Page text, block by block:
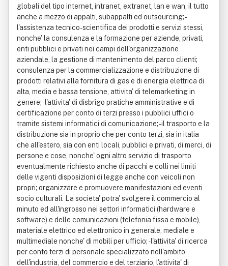
globali del tipo internet, intranet, extranet, lan e wan, il tutto
anche a mezzo di appalti, subappalti ed outsourcing; -
l'assistenza tecnico-scientifica dei prodotti e servizi stessi,
nonche' la consulenza e la formazione per aziende, privati,
enti pubblici e privati nei campi dell'organizzazione
aziendale, la gestione di mantenimento del parco clienti;
consulenza per la commercializzazione e distribuzione di
prodotti relativi alla fornitura di gas e di energia elettrica di
alta, media e bassa tensione, attivita' di telemarketing in
genere; - l'attivita' di disbrigo pratiche amministrative e di
certificazione per conto di terzi presso i pubblici uffici o
tramite sistemi informatici di comunicazione; - il trasporto e la
distribuzione sia in proprio che per conto terzi, sia in italia
che all'estero, sia con enti locali, pubblici e privati, di merci, di
persone e cose, nonche' ogni altro servizio di trasporto
eventualmente richiesto anche di pacchi e colli nei limiti
delle vigenti disposizioni di legge anche con veicoli non
propri; organizzare e promuovere manifestazioni ed eventi
socio culturali. La societa' potra' svolgere il commercio al
minuto ed all'ingrosso nei settori informatici (hardware e
software) e delle comunicazioni (telefonia fissa e mobile),
materiale elettrico ed elettronico in generale, mediale e
multimediale nonche' di mobili per ufficio; - l'attivita' di ricerca
per conto terzi di personale specializzato nell'ambito
dell'industria, del commercio e del terziario, l'attivita' di